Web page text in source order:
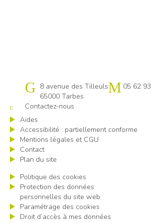
Cap emploi 65
8 avenue des Tilleuls
65000 Tarbes
05 62
Contactez-nous
Aides
Accessibilité : partiellement conforme
Mentions légales et CGU
Contact
Plan du site
Politique des cookies
Protection des données
personnelles du site web
Paramétrage des cookies
Droit d’accès à mes données